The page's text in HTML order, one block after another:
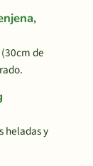
de
heladas y